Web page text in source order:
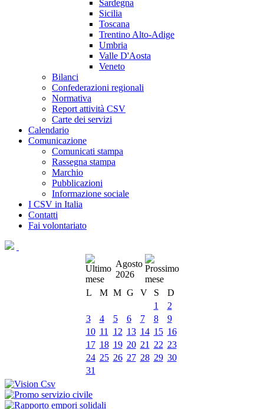
Sardegna
Sicilia
Toscana
Trentino Alto-Adige
Umbria
Valle D'Aosta
Veneto
Bilanci
Confederazioni regionali
Normativa
Report attività CSV
Carte dei servizi
Calendario
Comunicazione
Comunicati stampa
Rassegna stampa
Marchio
Pubblicazioni
Informazione sociale
I CSV in Italia
Contatti
Fai volontariato
Agosto
2026
L
M M G V S
D
1
2
3
4 5 6 7 8
9
10 11 12 13 14 15 16
17 18 19 20 21 22 23
24 25 26 27 28 29 30
31